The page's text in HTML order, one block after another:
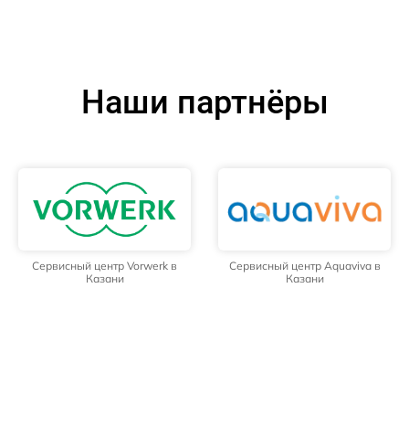
Наши партнёры
Сервисный центр Vorwerk в
Казани
Сервисный центр Aquaviva в
Казани